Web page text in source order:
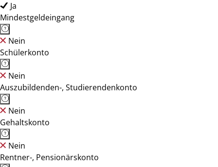
Ja
Mindestgeldeingang
Nein
Schülerkonto
Nein
Auszubildenden-, Studierendenkonto
Nein
Gehaltskonto
Nein
Rentner-, Pensionärskonto